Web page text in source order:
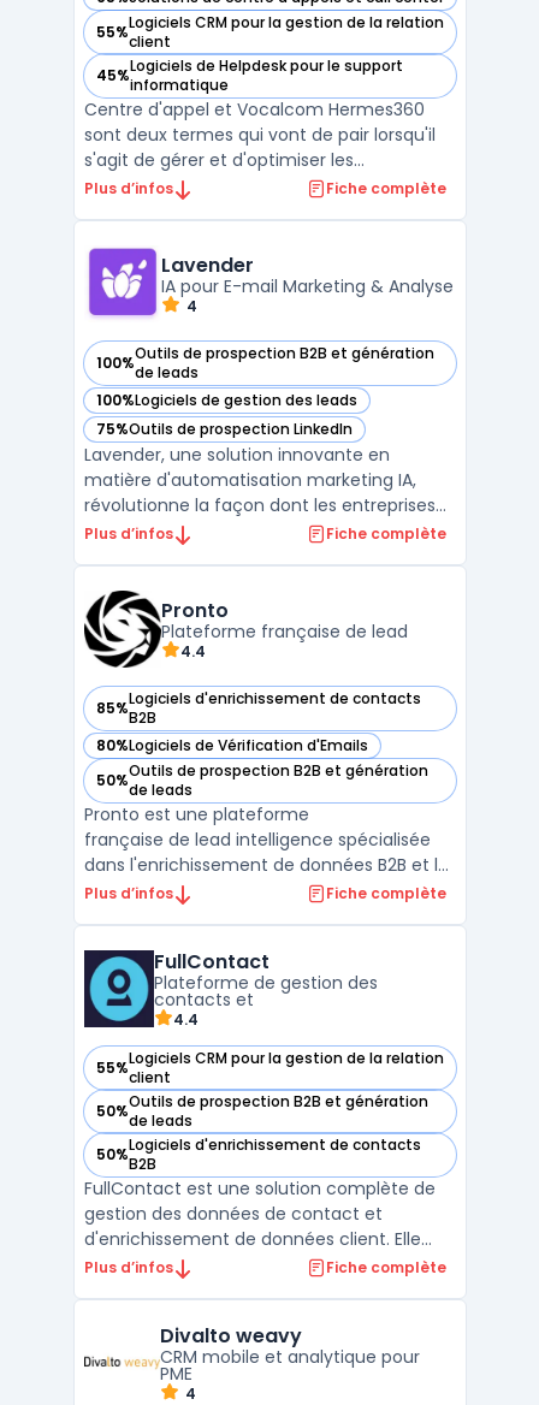
— voir Vocalcom Hermes360 dans cette catégorie
55%Logiciels CRM pour la gestion de la relation
client
— voir Vocalcom Hermes360 dans cette catégorie
45%Logiciels de Helpdesk pour le support
informatique
— voir Vocalcom Hermes360 dans cette catégorie
Centre d'appel et Vocalcom Hermes360
sont deux termes qui vont de pair lorsqu'il
s'agit de gérer et d'optimiser les
performances d'un centre d'appel.
permet de gérer l'interaction client dans un
centre d'appel. Elle offre un ...
Plus d’infos Fiche complète
Lavender
IA pour E-mail Marketing & Analyse
4
100%Outils de prospection B2B et génération
de leads
— voir Lavender dans cette catégorie
100%Logiciels de gestion des leads
— voir Lavender dans cette catégorie
75%Outils de prospection LinkedIn
— voir Lavender dans cette catégorie
Lavender, une solution innovante en
matière d'automatisation marketing IA,
révolutionne la façon dont les entreprises
interagissent avec leurs clients. Cette
par e-mail, en se concentrant sur la
personnalisatio ...
Plus d’infos Fiche complète
Pronto
Plateforme française de lead
4.4
85%Logiciels d'enrichissement de contacts
B2B
— voir Pronto dans cette catégorie
80%Logiciels de Vérification d'Emails
— voir Pronto dans cette catégorie
50%Outils de prospection B2B et génération
de leads
— voir Pronto dans cette catégorie
Pronto est une plateforme
française de lead intelligence spécialisée
dans l'enrichissement de données B2B et la
détection d'intent commerciaux. Elle
(99,5% accuracy) ...
Plus d’infos Fiche complète
FullContact
Plateforme de gestion des
contacts et
4.4
55%Logiciels CRM pour la gestion de la relation
client
— voir FullContact dans cette catégorie
50%Outils de prospection B2B et génération
de leads
— voir FullContact dans cette catégorie
50%Logiciels d'enrichissement de contacts
B2B
— voir FullContact dans cette catégorie
FullContact est une solution complète de
gestion des données de contact et
d'enrichissement de données client. Elle
permet aux entreprises de centraliser,
précision des données utilisées pour la
gestion de la relati ...
Plus d’infos Fiche complète
Divalto weavy
CRM mobile et analytique pour
PME
4